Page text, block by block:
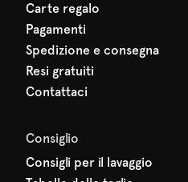
Carte regalo
Pagamenti
Spedizione e consegna
Resi gratuiti
Contattaci
Consiglio
Consigli per il lavaggio